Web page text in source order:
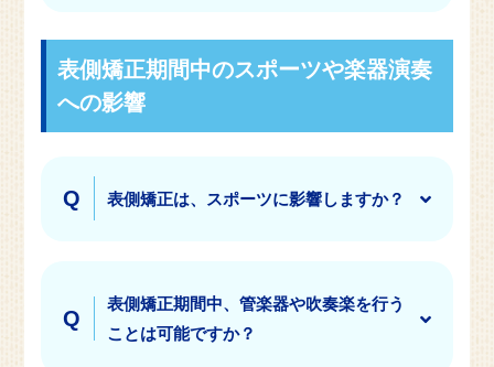
表側矯正期間中のスポーツや楽器演奏
への影響
表側矯正は、スポーツに影響しますか？
表側矯正期間中、管楽器や吹奏楽を行う
ことは可能ですか？